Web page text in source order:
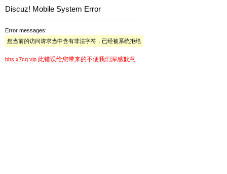
Discuz! Mobile System Error
Error messages:
您当前的访问请求当中含有非法字符，已经被系统拒绝
bbs.x7cq.vip 此错误给您带来的不便我们深感歉意